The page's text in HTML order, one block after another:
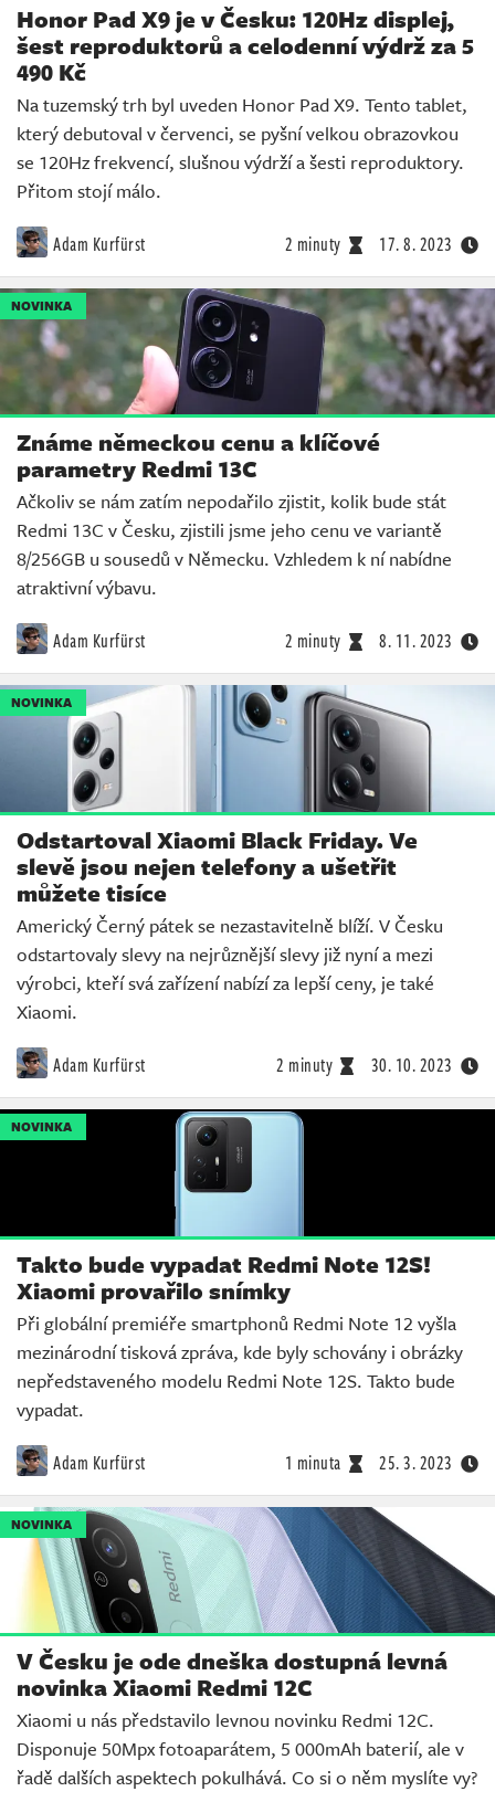
Honor Pad X9 je v Česku: 120Hz displej,
šest reproduktorů a celodenní výdrž za 5
490 Kč
Na tuzemský trh byl uveden Honor Pad X9. Tento tablet,
který debutoval v červenci, se pyšní velkou obrazovkou
se 120Hz frekvencí, slušnou výdrží a šesti reproduktory.
Přitom stojí málo.
Adam Kurfürst 2 minuty 17. 8. 2023
NOVINKA
Známe německou cenu a klíčové
parametry Redmi 13C
Ačkoliv se nám zatím nepodařilo zjistit, kolik bude stát
Redmi 13C v Česku, zjistili jsme jeho cenu ve variantě
8/256GB u sousedů v Německu. Vzhledem k ní nabídne
atraktivní výbavu.
Adam Kurfürst 2 minuty 8. 11. 2023
NOVINKA
Odstartoval Xiaomi Black Friday. Ve
slevě jsou nejen telefony a ušetřit
můžete tisíce
Americký Černý pátek se nezastavitelně blíží. V Česku
odstartovaly slevy na nejrůznější slevy již nyní a mezi
výrobci, kteří svá zařízení nabízí za lepší ceny, je také
Xiaomi.
Adam Kurfürst 2 minuty 30. 10. 2023
NOVINKA
Takto bude vypadat Redmi Note 12S!
Xiaomi provařilo snímky
Při globální premiéře smartphonů Redmi Note 12 vyšla
mezinárodní tisková zpráva, kde byly schovány i obrázky
nepředstaveného modelu Redmi Note 12S. Takto bude
vypadat.
Adam Kurfürst 1 minuta 25. 3. 2023
NOVINKA
V Česku je ode dneška dostupná levná
novinka Xiaomi Redmi 12C
Xiaomi u nás představilo levnou novinku Redmi 12C.
Disponuje 50Mpx fotoaparátem, 5 000mAh baterií, ale v
řadě dalších aspektech pokulhává. Co si o něm myslíte vy?